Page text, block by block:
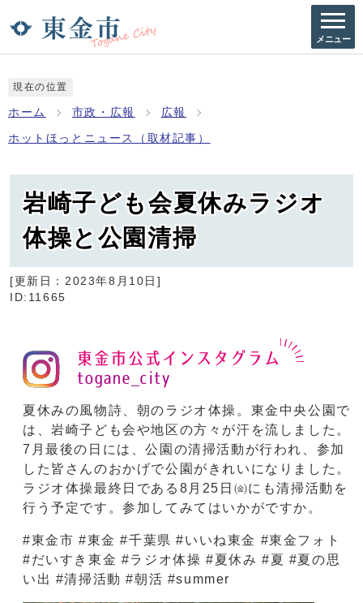
メニュー
現在の位置
ホーム 市政・広報 広報
ホットほっとニュース（取材記事）
岩崎子ども会夏休みラジオ
体操と公園清掃
[更新日： 2023年8月10日 ]
ID:11665
夏休みの風物詩、朝のラジオ体操。東金中央公園で
は、岩崎子ども会や地区の方々が汗を流しました。
7月最後の日には、公園の清掃活動が行われ、参加
した皆さんのおかげで公園がきれいになりました。
ラジオ体操最終日である8月25日㈮にも清掃活動を
行う予定です。参加してみてはいかがですか。
#東金市 #東金 #千葉県 #いいね東金 #東金フォト
#だいすき東金 #ラジオ体操 #夏休み #夏 #夏の思
い出 #清掃活動 #朝活 #summer